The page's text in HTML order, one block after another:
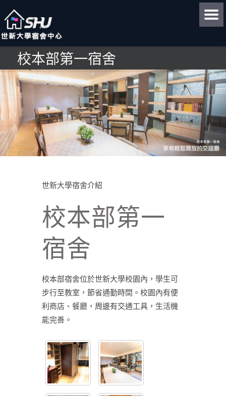
校本部第一宿舍
世新大學宿舍介紹
校本部第一
宿舍
校本部宿舍位於世新大學校園內，學生可
步行至教室，節省通勤時間。校園內有便
利商店、餐廳，周邊有交通工具，生活機
能完善。